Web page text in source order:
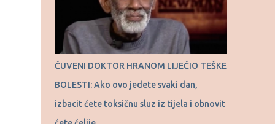
nastavlja ispod) “Hajde da vas naučim kako
se jede čokolada. Uzme se čokolada za
kuvanje, crna čokolada, uzme se jedna
kockica i jedno tri minuta se ta kockica, kao
bombona, rastapa u ustima. Onda uzmemo
drugu polovinu kockice i opet tako sisamo.
Osećaj za slatko nalazi se u ustima, ne u
želucu. I što se duže te male količine
ČUVENI DOKTOR HRANOM LIJEČIO TEŠKE
BOLESTI: Ako ovo jedete svaki dan,
izbacit ćete toksičnu sluz iz tijela i obnovit